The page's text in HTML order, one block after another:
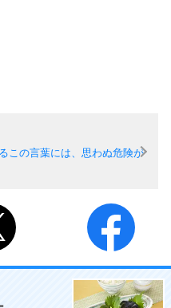
この言葉には、思わぬ危険が